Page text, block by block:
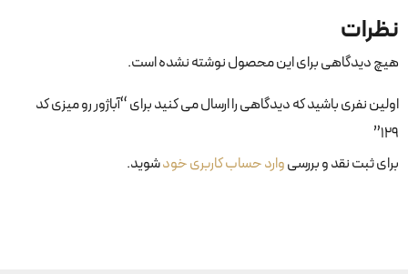
نظرات
هیچ دیدگاهی برای این محصول نوشته نشده است.
اولین نفری باشید که دیدگاهی را ارسال می کنید برای “آباژور رو میزی کد
۱۲۹”
برای ثبت نقد و بررسیوارد حساب کاربری خودشوید.